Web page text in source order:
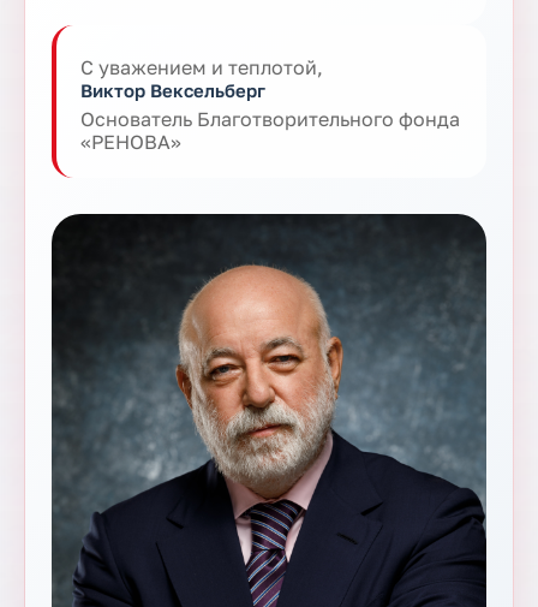
С уважением и теплотой,
Виктор Вексельберг
Основатель Благотворительного фонда
«РЕНОВА»